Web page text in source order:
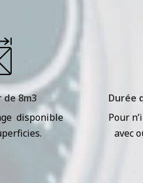
de 8m3
disponible
Durée
Pour
avec